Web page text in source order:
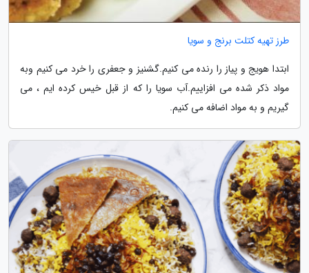
طرز تهیه کتلت برنج و سویا
ابتدا هویج و پیاز را رنده می کنیم.گشنیز و جعفری را خرد می کنیم وبه
مواد ذکر شده می افزاییم.آب سویا را که از قبل خیس کرده ایم ، می
گیریم و به مواد اضافه می کنیم.